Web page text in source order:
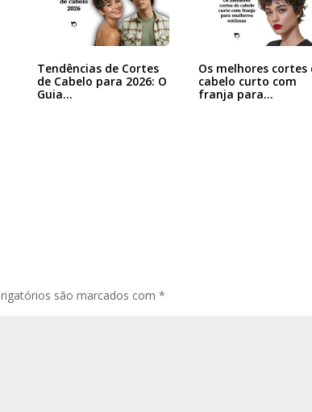
Tendências de Cortes
de Cabelo para 2026: O
Guia…
Os melhores cortes
cabelo curto com
franja para…
são marcados com*